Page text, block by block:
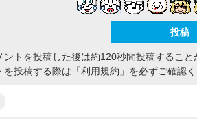
トを投稿した後は約120秒間投稿すること
投稿する際は 「利用規約」 を必ずご確認